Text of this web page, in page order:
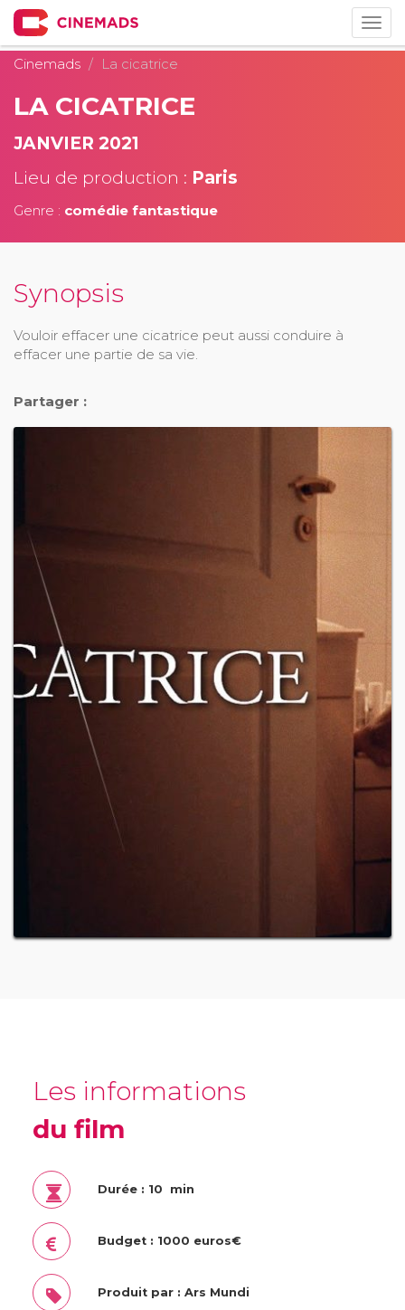
Cinemads
La cicatrice
LA CICATRICE
JANVIER 2021
Lieu de production : Paris
Genre : comédie fantastique
Synopsis
Vouloir effacer une cicatrice peut aussi conduire à
effacer une partie de sa vie.
Partager :
Les informations
du film
Durée : 10 min
Budget : 1000 euros€
Produit par : Ars Mundi